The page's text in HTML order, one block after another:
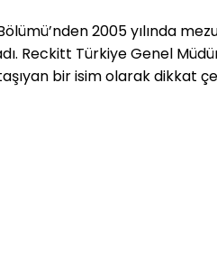
2005 yılında
Reckitt Türkiye Genel
bir isim olarak dikkat